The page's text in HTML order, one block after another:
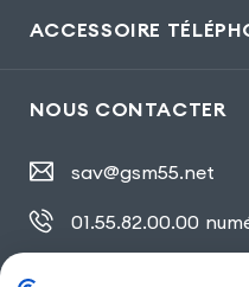
ACCESSOIRE
NOUS CONTACTER
sav@gsm55.net
01.55.82.00.00